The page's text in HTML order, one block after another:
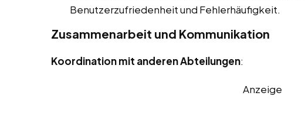
Benutzerzufriedenheit und Fehlerhäufigkeit.
Zusammenarbeit und Kommunikation
Koordination mit anderen Abteilungen:
Anzeige